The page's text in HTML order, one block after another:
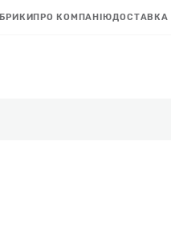
ПРО КОМПАНІЮДОСТАВКА